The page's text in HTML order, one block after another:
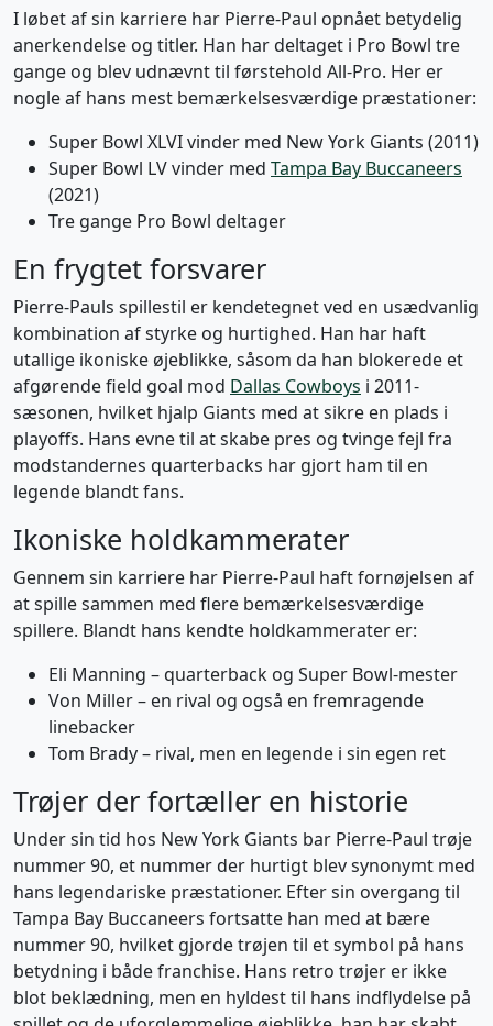
I løbet af sin karriere har Pierre-Paul opnået betydelig
anerkendelse og titler. Han har deltaget i Pro Bowl tre
gange og blev udnævnt til førstehold All-Pro. Her er
nogle af hans mest bemærkelsesværdige præstationer:
Super Bowl XLVI vinder med New York Giants (2011)
Super Bowl LV vinder med Tampa Bay Buccaneers
(2021)
Tre gange Pro Bowl deltager
En frygtet forsvarer
Pierre-Pauls spillestil er kendetegnet ved en usædvanlig
kombination af styrke og hurtighed. Han har haft
utallige ikoniske øjeblikke, såsom da han blokerede et
afgørende field goal mod Dallas Cowboys i 2011-
sæsonen, hvilket hjalp Giants med at sikre en plads i
playoffs. Hans evne til at skabe pres og tvinge fejl fra
modstandernes quarterbacks har gjort ham til en
legende blandt fans.
Ikoniske holdkammerater
Gennem sin karriere har Pierre-Paul haft fornøjelsen af
at spille sammen med flere bemærkelsesværdige
spillere. Blandt hans kendte holdkammerater er:
Eli Manning – quarterback og Super Bowl-mester
Von Miller – en rival og også en fremragende
linebacker
Tom Brady – rival, men en legende i sin egen ret
Trøjer der fortæller en historie
Under sin tid hos New York Giants bar Pierre-Paul trøje
nummer 90, et nummer der hurtigt blev synonymt med
hans legendariske præstationer. Efter sin overgang til
Tampa Bay Buccaneers fortsatte han med at bære
nummer 90, hvilket gjorde trøjen til et symbol på hans
betydning i både franchise. Hans retro trøjer er ikke
blot beklædning, men en hyldest til hans indflydelse på